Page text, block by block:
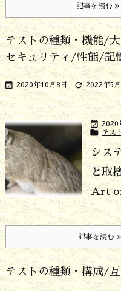
記事を読む
テストの種類・機能/
セキュリティ/性能/記
 2020年10月8日  2022年5月
 2020
 テス
シス
と取
Art
記事を読む
テストの種類・構成/